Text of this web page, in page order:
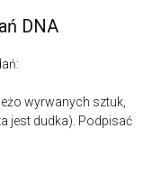
DNA
wyrwanych sztuk,
jest dudka). Podpisać